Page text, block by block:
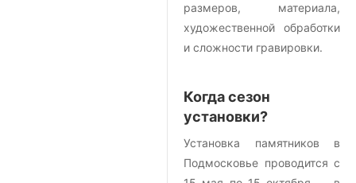
размеров, материала,
художественной обработки
и сложности гравировки.
Когда сезон
установки?
Установка памятников в
Подмосковье проводится с